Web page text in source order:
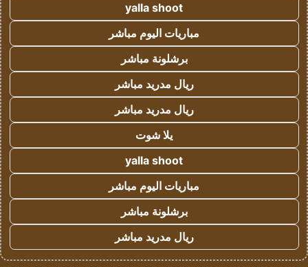
yalla shoot
مباريات اليوم مباشر
برشلونة مباشر
ريال مدريد مباشر
ريال مدريد مباشر
يلا شوت
yalla shoot
مباريات اليوم مباشر
برشلونة مباشر
ريال مدريد مباشر